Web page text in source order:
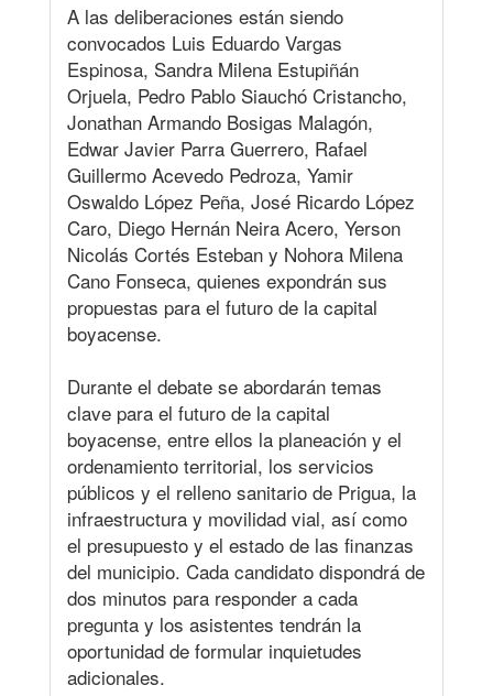
A las deliberaciones están siendo
convocados Luis Eduardo Vargas
Espinosa, Sandra Milena Estupiñán
Orjuela, Pedro Pablo Siauchó Cristancho,
Jonathan Armando Bosigas Malagón,
Edwar Javier Parra Guerrero, Rafael
Guillermo Acevedo Pedroza, Yamir
Oswaldo López Peña, José Ricardo López
Caro, Diego Hernán Neira Acero, Yerson
Nicolás Cortés Esteban y Nohora Milena
Cano Fonseca, quienes expondrán sus
propuestas para el futuro de la capital
boyacense.
Durante el debate se abordarán temas
clave para el futuro de la capital
boyacense, entre ellos la planeación y el
ordenamiento territorial, los servicios
públicos y el relleno sanitario de Prigua, la
infraestructura y movilidad vial, así como
el presupuesto y el estado de las finanzas
del municipio. Cada candidato dispondrá de
dos minutos para responder a cada
pregunta y los asistentes tendrán la
oportunidad de formular inquietudes
adicionales.